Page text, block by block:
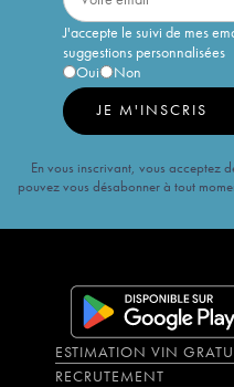
J'accepte le suivi de mes
suggestions personnalisées
Oui
Non
JE M'INSCRIS
En vous inscrivant, vous acceptez
pouvez vous désabonner à tout
ESTIMATION VIN
RECRUTEMENT